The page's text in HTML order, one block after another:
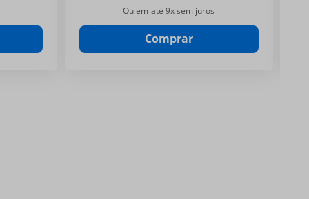
Ou em até 9x sem juros
Comprar